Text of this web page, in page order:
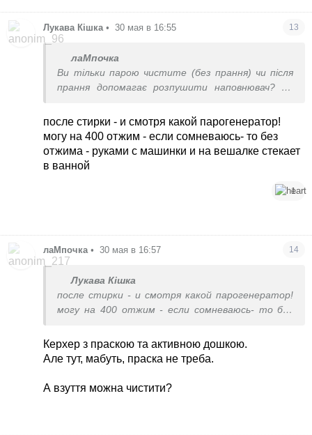
Перепробовала все в Киеве. Дома я стираю в
миллион раз лучше чем химчистка. У меня вся
фурнитура обшивается тканью. Раньше
стирала руками в ванне щеткой и выжимала
полотенцами, но у меня много курток, стало
лень. Так как на ручную стирку куртки у меня
Лукава Кішка • 30 мая в 16:55 13
лаМпочка
Ви тільки парою чистите (без прання) чи після
прання допомагає розпушити наповнювач? Як
Маю пароочисник, але не думала, що можна речі
ним чистити.
после стирки - и смотря какой парогенератор!
могу на 400 отжим - если сомневаюсь- то без
отжима - руками с машинки и на вешалке стекает
в ванной
1
лаМпочка • 30 мая в 16:57 14
Лукава Кішка
после стирки - и смотря какой парогенератор!
могу на 400 отжим - если сомневаюсь- то без
стекает в ванной
Керхер з праскою та активною дошкою.
Але тут, мабуть, праска не треба.
А взуття можна чистити?